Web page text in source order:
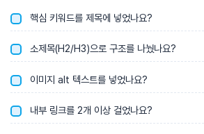
핵심 키워드를 제목에 넣었나요?
소제목(H2/H3)으로 구조를 나눴나요?
이미지 alt 텍스트를 넣었나요?
내부 링크를 2개 이상 걸었나요?